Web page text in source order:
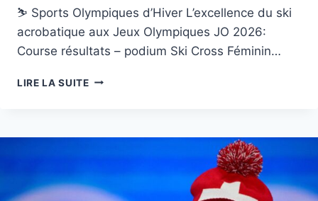
⛷️ Sports Olympiques d’Hiver L’excellence du ski
acrobatique aux Jeux Olympiques JO 2026:
Course résultats – podium Ski Cross Féminin…
LIRE LA SUITESKI
MILAN-